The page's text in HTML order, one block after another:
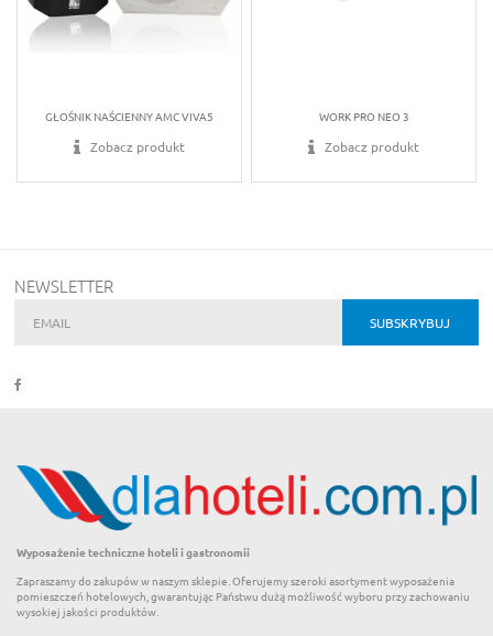
GŁOŚNIK NAŚCIENNY AMC VIVA5
Zobacz produkt
WORK PRO NEO 3
Zobacz produkt
NEWSLETTER
Wyposażenie techniczne hoteli i gastronomii
Zapraszamy do zakupów w naszym sklepie. Oferujemy szeroki asortyment wyposażenia
pomieszczeń hotelowych, gwarantując Państwu dużą możliwość wyboru przy zachowaniu
wysokiej jakości produktów.